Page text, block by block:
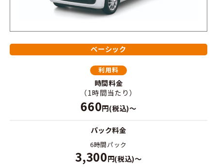
ベーシック
利用料
時間料金
（1時間当たり）
660円(税込)～
パック料金
6時間パック
3,300円(税込)～